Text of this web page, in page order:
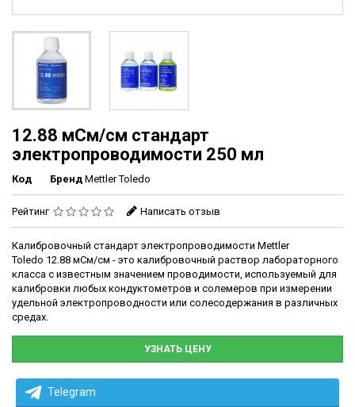
12.88 мСм/см стандарт
электропроводимости 250 мл
Код Бренд Mettler Toledo
Рейтинг Написать отзыв
Калибровочный стандарт электропроводимости Mettler
Toledo 12.88 мСм/см - это калибровочный раствор лабораторного
класса с известным значением проводимости, используемый для
калибровки любых кондуктометров и солемеров при измерении
удельной электропроводности или солесодержания в различных
средах.
УЗНАТЬ ЦЕНУ
Telegram